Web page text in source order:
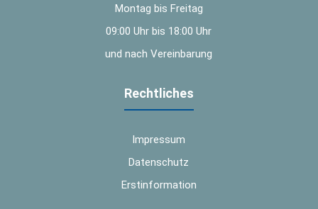
Montag bis Freitag
09:00 Uhr bis 18:00 Uhr
und nach Vereinbarung
Rechtliches
Impressum
Datenschutz
Erstinformation